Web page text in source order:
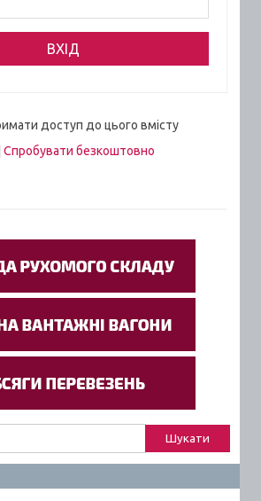
доступ до цього вмісту
Спробувати безкоштовно